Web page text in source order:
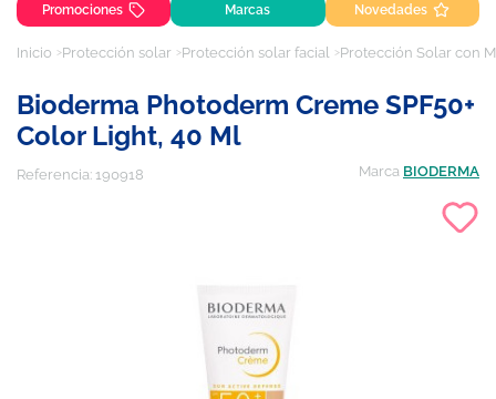
Promociones Marcas Novedades
Inicio Protección solar Protección solar facial Protección Solar con
Bioderma Photoderm Creme SPF50+
Color Light, 40 Ml
Referencia: 190918 Marca BIODERMA